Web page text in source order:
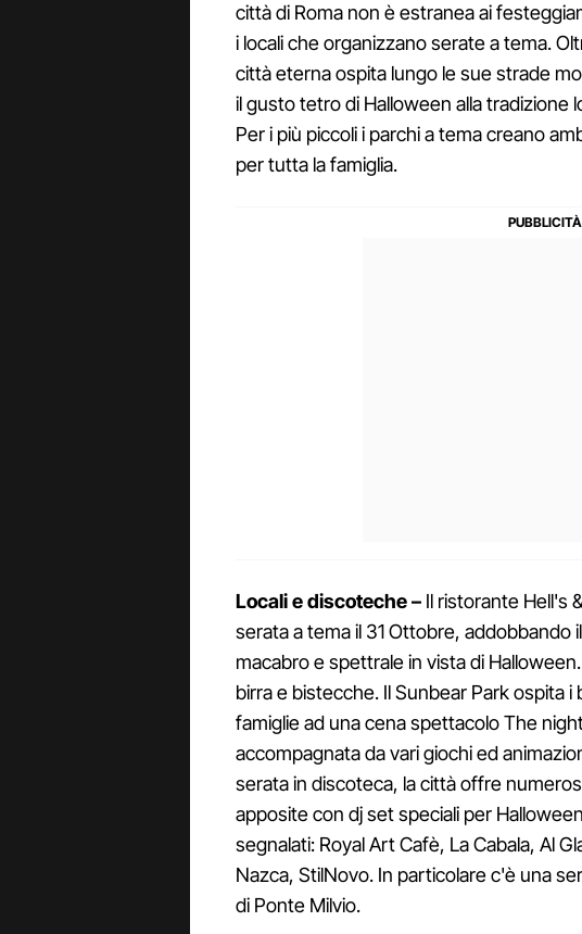
città di Roma non è estranea ai
i locali che organizzano serate a tema.
città eterna ospita lungo le sue strade
il gusto tetro di Halloween alla tradizione
Per i più piccoli i parchi a tema creano
per tutta la famiglia.
Locali e discoteche – Il ristorante Hell's
serata a tema il 31 Ottobre, addobbando
macabro e spettrale in vista di
birra e bistecche. Il Sunbear Park ospita i
famiglie ad una cena spettacolo The
accompagnata da vari giochi ed
serata in discoteca, la città offre
apposite con dj set speciali per
segnalati: Royal Art Cafè, La Cabala, Al
Nazca, StilNovo. In particolare c'è una
di Ponte Milvio.